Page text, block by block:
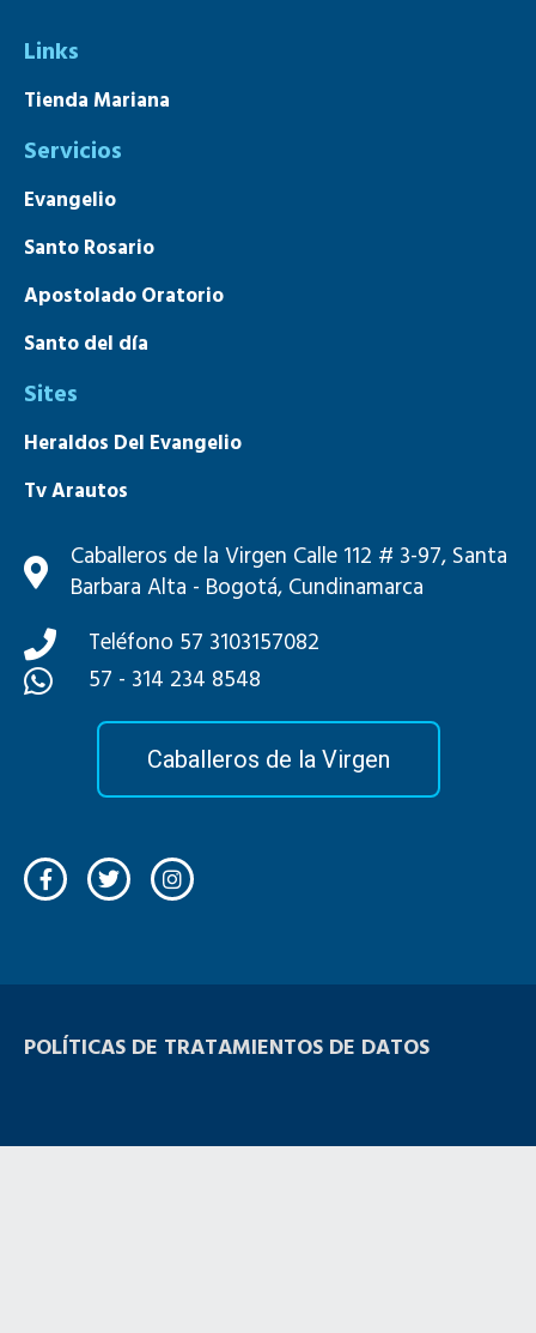
Links
Tienda Mariana
Servicios
Evangelio
Santo Rosario
Apostolado Oratorio
Santo del día
Sites
Heraldos Del Evangelio
Tv Arautos
Caballeros de la Virgen Calle 112 # 3-97, Santa
Barbara Alta - Bogotá, Cundinamarca
Teléfono 57 3103157082
57 - 314 234 8548
Caballeros de la Virgen
POLÍTICAS DE TRATAMIENTOS DE DATOS